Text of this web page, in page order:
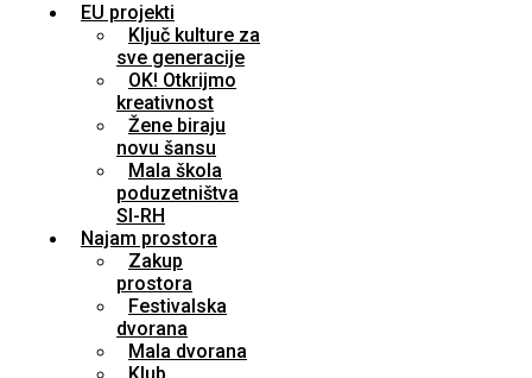
EU projekti
Ključ kulture za
sve generacije
OK! Otkrijmo
kreativnost
Žene biraju
novu šansu
Mala škola
poduzetništva
SI-RH
Najam prostora
Zakup
prostora
Festivalska
dvorana
Mala dvorana